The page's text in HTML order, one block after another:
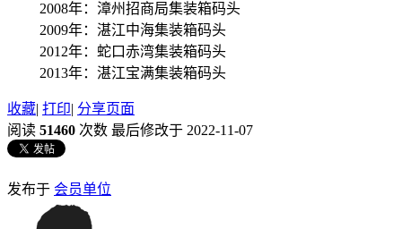
2008年：漳州招商局集装箱码头
2009年：湛江中海集装箱码头
2012年：蛇口赤湾集装箱码头
2013年：湛江宝满集装箱码头
收藏| 打印| 分享页面
阅读 51460 次数 最后修改于 2022-11-07
发布于 会员单位